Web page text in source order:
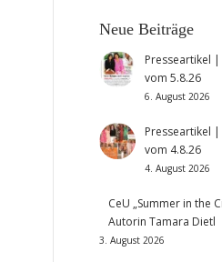
Neue Beiträge
Presseartikel |
vom 5.8.26
6. August 2026
Presseartikel |
vom 4.8.26
4. August 2026
CeU „Summer in the
Autorin Tamara Dietl
3. August 2026